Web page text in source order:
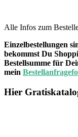
Alle Infos zum
Einzelbestellungen
bekommst Du
Bestellsumme für
mein
Hier